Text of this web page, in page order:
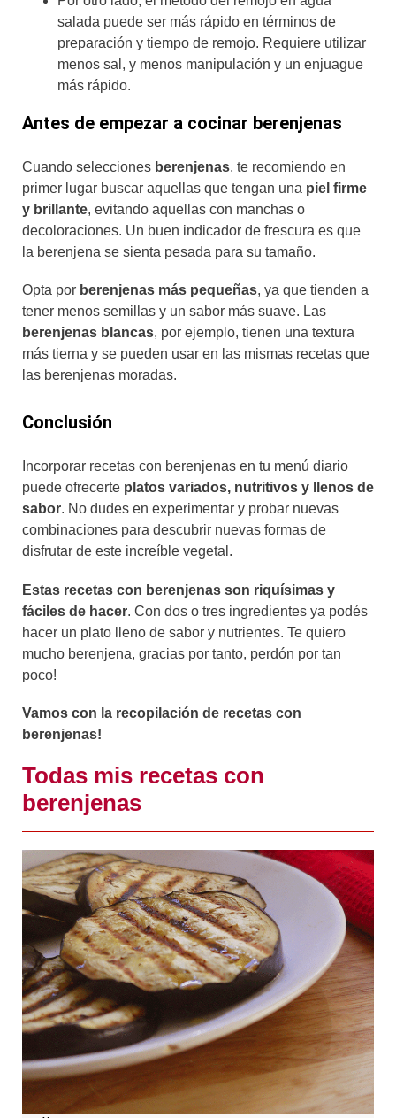
salada puede ser más rápido en términos de
preparación y tiempo de remojo. Requiere utilizar
menos sal, y menos manipulación y un enjuague
más rápido.
Antes de empezar a cocinar berenjenas
Cuando selecciones berenjenas, te recomiendo en
primer lugar buscar aquellas que tengan una piel firme
y brillante, evitando aquellas con manchas o
decoloraciones. Un buen indicador de frescura es que
la berenjena se sienta pesada para su tamaño.
Opta por berenjenas más pequeñas, ya que tienden a
tener menos semillas y un sabor más suave. Las
berenjenas blancas, por ejemplo, tienen una textura
más tierna y se pueden usar en las mismas recetas que
las berenjenas moradas.
Conclusión
Incorporar recetas con berenjenas en tu menú diario
puede ofrecerte platos variados, nutritivos y llenos de
sabor. No dudes en experimentar y probar nuevas
combinaciones para descubrir nuevas formas de
disfrutar de este increíble vegetal.
Estas recetas con berenjenas son riquísimas y
fáciles de hacer. Con dos o tres ingredientes ya podés
hacer un plato lleno de sabor y nutrientes. Te quiero
mucho berenjena, gracias por tanto, perdón por tan
poco!
Vamos con la recopilación de recetas con
berenjenas!
Todas mis recetas con
berenjenas